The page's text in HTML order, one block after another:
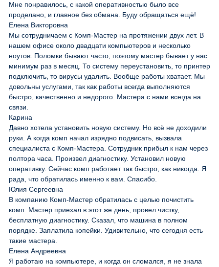
Мне понравилось, с какой оперативностью было все
проделано, и главное без обмана. Буду обращаться ещё!
Елена Викторовна
Мы сотрудничаем с Комп-Мастер на протяжении двух лет. В
нашем офисе около двадцати компьютеров и несколько
ноутов. Поломки бывают часто, поэтому мастер бывает у нас
минимум раз в месяц. То систему переустановить, то принтер
подключить, то вирусы удалить. Вообще работы хватает. Мы
довольны услугами, так как работы всегда выполняются
быстро, качественно и недорого. Мастера с нами всегда на
связи.
Карина
Давно хотела установить новую систему. Но всё не доходили
руки. А когда комп начал изрядно подвисать, вызвала
специалиста с Комп-Мастера. Сотрудник прибыл к нам через
полтора часа. Произвел диагностику. Установил новую
оперативку. Сейчас комп работает так быстро, как никогда. Я
рада, что обратилась именно к вам. Спасибо.
Юлия Сергеевна
В компанию Комп-Мастер обратилась с целью почистить
комп. Мастер приехал в этот же день, провел чистку,
бесплатную диагностику. Сказал, что машина в полном
порядке. Заплатила копейки. Удивительно, что сегодня есть
такие мастера.
Елена Андреевна
Я работаю на компьютере, и когда он сломался, я не знала